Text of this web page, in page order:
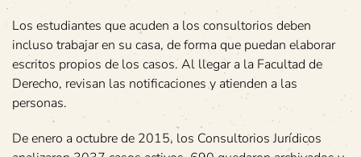
Los estudiantes que acuden a los consultorios deben
incluso trabajar en su casa, de forma que puedan elaborar
escritos propios de los casos. Al llegar a la Facultad de
Derecho, revisan las notificaciones y atienden a las
personas.
De enero a octubre de 2015, los Consultorios Jurídicos